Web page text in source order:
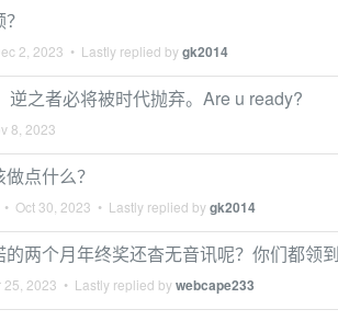
2, 2023 • Lastly replied bygk2014
逆之者必将被时代抛弃。Are u ready?
8, 2023
点什么？
• Oct 30, 2023 • Lastly replied bygk2014
两个月年终奖还杳无音讯呢？你们都领
25, 2023 • Lastly replied bywebcape233